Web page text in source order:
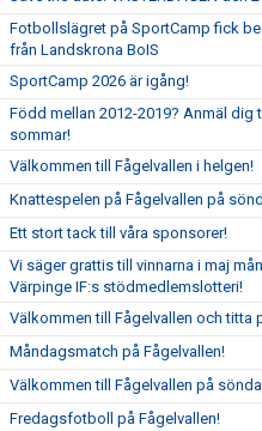
Fotbollslägret på SportCamp fick
från Landskrona BoIS
SportCamp 2026 är igång!
Född mellan 2012-2019? Anmäl dig
sommar!
Välkommen till Fågelvallen i helgen!
Knattespelen på Fågelvallen på
Ett stort tack till våra sponsorer!
Vi säger grattis till vinnarna i maj
Värpinge IF:s stödmedlemslotteri!
Välkommen till Fågelvallen och titta
Måndagsmatch på Fågelvallen!
Välkommen till Fågelvallen på
Fredagsfotboll på Fågelvallen!